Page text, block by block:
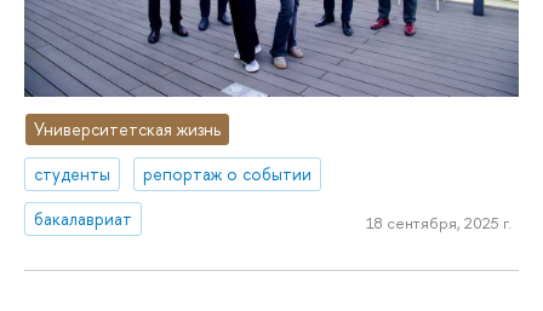
Университетская жизнь
студенты
репортаж о событии
бакалавриат
18 сентября, 2025 г.